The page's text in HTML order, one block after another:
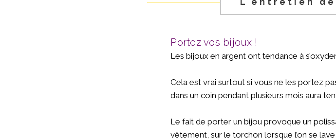
Portez vos bijoux !
Les bijoux en argent ont tendance à
Cela est vrai surtout si vous ne les portez
dans un coin pendant plusieurs mois aura
Le fait de porter un bijou provoque un
vêtement, sur le torchon lorsque l’on se lave